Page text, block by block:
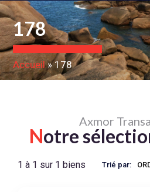
178
Accueil»178
Axmor
Notre
1 à 1 sur 1 biens Trié par: